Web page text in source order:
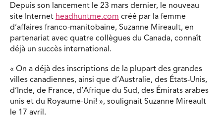
Depuis son lancement le 23 mars dernier, le nouveau
site Internet headhuntme.com créé par la femme
d’affaires franco-manitobaine, Suzanne Mireault, en
partenariat avec quatre collègues du Canada, connaît
déjà un succès international.
« On a déjà des inscriptions de la plupart des grandes
villes canadien­nes, ainsi que d’Australie, des États-Unis,
d’Inde, de France, d’Afrique du Sud, des Émirats arabes
unis et du Royaume-Uni! », soulignait Suzanne Mireault
le 17 avril.